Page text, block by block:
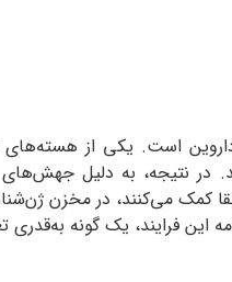
است. یکی از هسته‌های
در نتیجه، به دلیل
کمک می‌کنند، در مخزن
این فرایند، یک گونه